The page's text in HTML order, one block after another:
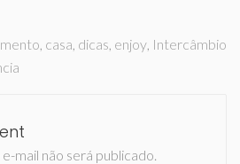
casa dicas enjoy Intercâmbio
mail não será publicado.